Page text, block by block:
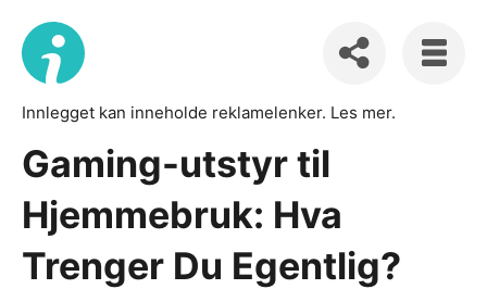
Innlegget kan inneholde reklamelenker. Les mer.
Gaming-utstyr til
Hjemmebruk: Hva
Trenger Du Egentlig?